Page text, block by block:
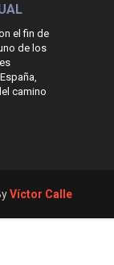
el fin de
de los
camino
Víctor Calle